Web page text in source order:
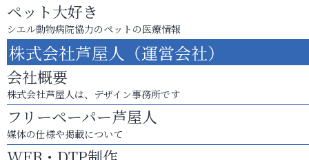
ペット大好き
シエル動物病院協力のペットの医療情報
株式会社芦屋人（運営会社）
会社概要
株式会社芦屋人は、デザイン事務所です
フリーペーパー芦屋人
媒体の仕様や掲載について